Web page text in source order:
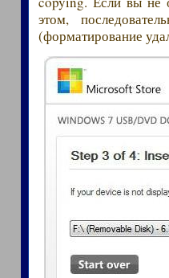
этом,
(форматирование